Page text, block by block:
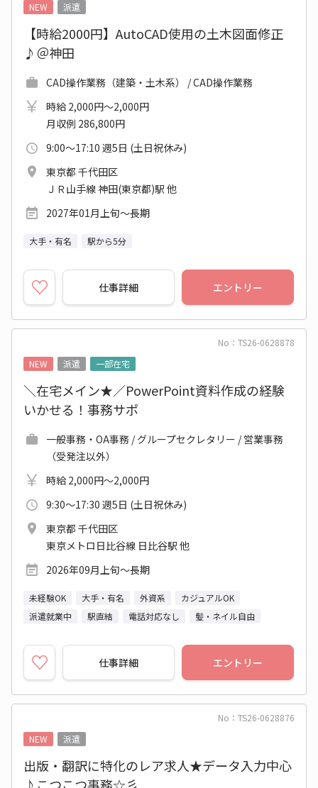
NEW
派遣
【時給2000円】AutoCAD使用の土木図面修正
♪＠神田
CAD操作業務（建築・土木系） / CAD操作業務
時給 2,000円～2,000円
月収例 286,800円
9:00～17:10 週5日 (土日祝休み)
東京都 千代田区
ＪＲ山手線 神田(東京都)駅 他
2027年01月上旬～長期
大手・有名 駅から5分
仕事詳細 エントリー
No：TS26-0628878
NEW
派遣 一部在宅
＼在宅メイン★／PowerPoint資料作成の経験
いかせる！事務サポ
一般事務・OA事務 / グループセクレタリー / 営業事務
（受発注以外）
時給 2,000円～2,000円
9:30～17:30 週5日 (土日祝休み)
東京都 千代田区
東京メトロ日比谷線 日比谷駅 他
2026年09月上旬～長期
未経験OK 大手・有名 外資系
カジュアルOK
派遣就業中
駅直結 電話対応なし 髪・ネイル自由
仕事詳細 エントリー
No：TS26-0628876
NEW
派遣
出版・翻訳に特化のレア求人★データ入力中心